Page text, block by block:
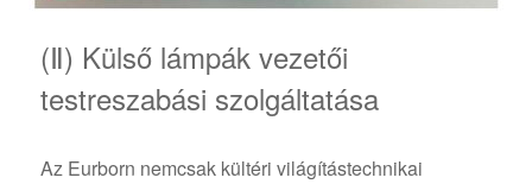
(Ⅱ) Külső lámpák vezetői
testreszabási szolgáltatása
Az Eurborn nemcsak kültéri világítástechnikai